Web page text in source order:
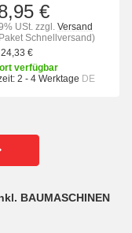
€
USt. zzgl. Versand
Schnellversand)
24,33 €
verfügbar
2 - 4 Werktage DE
BAUMASCHINEN